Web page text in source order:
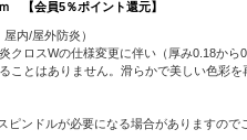
【会員5％ポイント還元】
内/屋外防炎）
ロスWの仕様変更に伴い（厚み0.18から
ことはありません。滑らかで美しい色彩
ンドルが必要になる場合がありますので